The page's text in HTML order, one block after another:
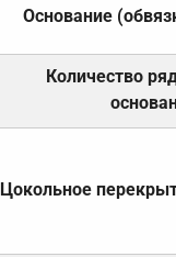
Основание
Количество
Цокольное